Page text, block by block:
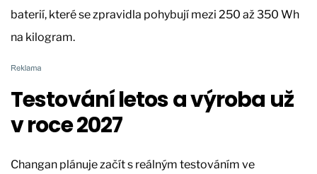
baterií, které se zpravidla pohybují mezi 250 až 350 Wh
na kilogram.
Testování letos a výroba už
v roce 2027
Changan plánuje začít s reálným testováním ve